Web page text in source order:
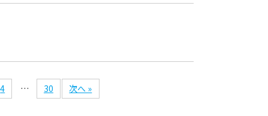
4 … 30 次へ »